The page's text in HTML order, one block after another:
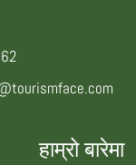
हाम्रो बारेमा